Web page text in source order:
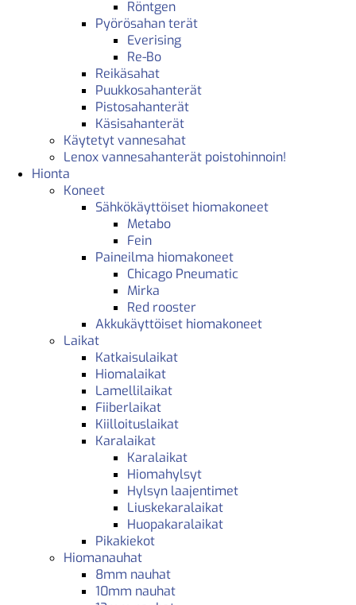
Röntgen
Pyörösahan terät
Everising
Re-Bo
Reikäsahat
Puukkosahanterät
Pistosahanterät
Käsisahanterät
Käytetyt vannesahat
Lenox vannesahanterät poistohinnoin!
Hionta
Koneet
Sähkökäyttöiset hiomakoneet
Metabo
Fein
Paineilma hiomakoneet
Chicago Pneumatic
Mirka
Red rooster
Akkukäyttöiset hiomakoneet
Laikat
Katkaisulaikat
Hiomalaikat
Lamellilaikat
Fiiberlaikat
Kiilloituslaikat
Karalaikat
Karalaikat
Hiomahylsyt
Hylsyn laajentimet
Liuskekaralaikat
Huopakaralaikat
Pikakiekot
Hiomanauhat
8mm nauhat
10mm nauhat